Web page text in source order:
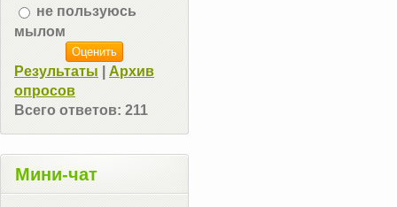
не пользуюсь
мылом
Результаты
Архив
опросов
Всего ответов: 211
Мини-чат